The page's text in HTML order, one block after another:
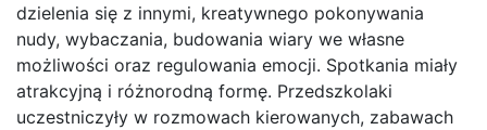
dzielenia się z innymi, kreatywnego pokonywania
nudy, wybaczania, budowania wiary we własne
możliwości oraz regulowania emocji. Spotkania miały
atrakcyjną i różnorodną formę. Przedszkolaki
uczestniczyły w rozmowach kierowanych, zabawach